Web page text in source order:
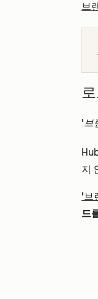
브
'브
지
'브
드